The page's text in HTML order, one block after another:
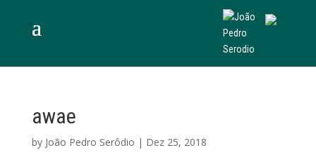
awae
by João Pedro Serôdio | Dez 25, 2018